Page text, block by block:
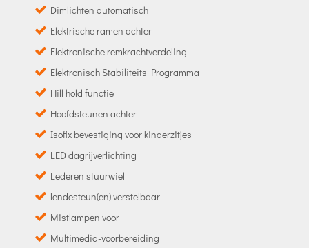
Dimlichten automatisch
Elektrische ramen achter
Elektronische remkrachtverdeling
Elektronisch Stabiliteits Programma
Hill hold functie
Hoofdsteunen achter
Isofix bevestiging voor kinderzitjes
LED dagrijverlichting
Lederen stuurwiel
lendesteun(en) verstelbaar
Mistlampen voor
Multimedia-voorbereiding